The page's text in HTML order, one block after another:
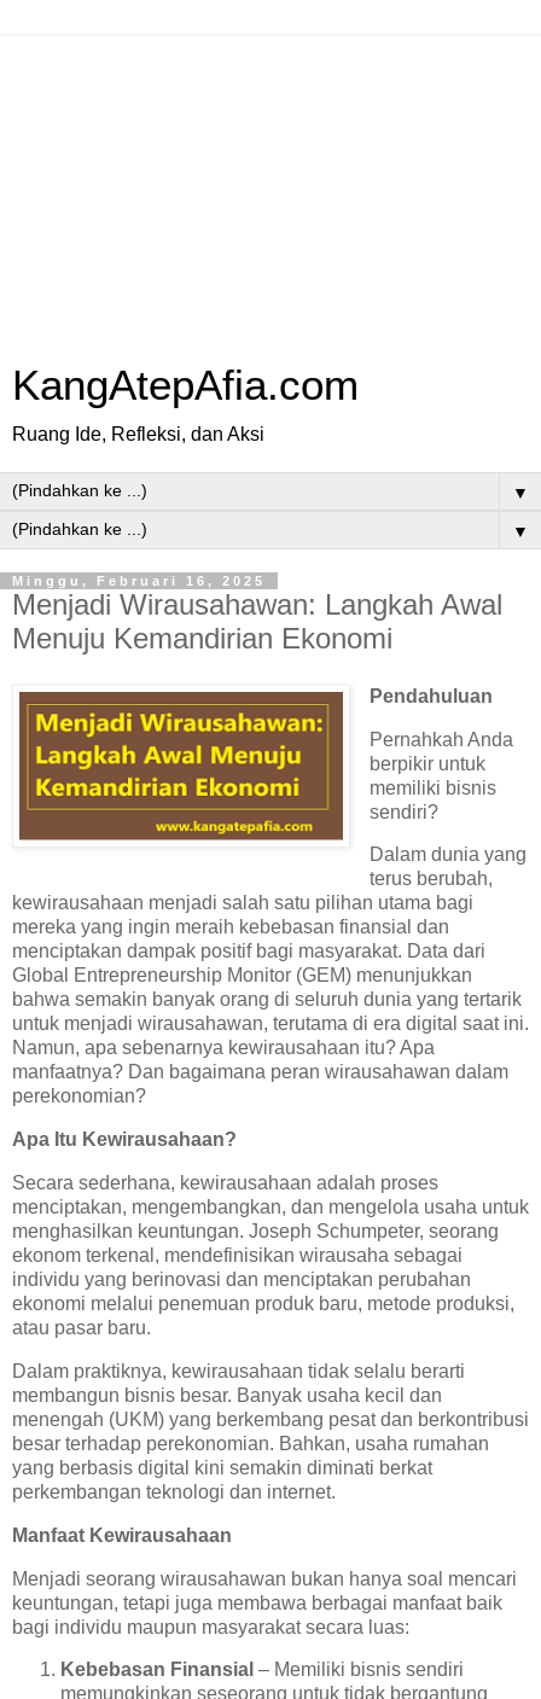
KangAtepAfia.com
Ruang Ide, Refleksi, dan Aksi
▼
▼
Minggu, Februari 16, 2025
Menjadi Wirausahawan: Langkah Awal
Menuju Kemandirian Ekonomi
Pendahuluan
Pernahkah Anda
berpikir untuk
memiliki bisnis
sendiri?
Dalam dunia yang
terus berubah,
kewirausahaan menjadi salah satu pilihan utama bagi
mereka yang ingin meraih kebebasan finansial dan
menciptakan dampak positif bagi masyarakat. Data dari
Global Entrepreneurship Monitor (GEM) menunjukkan
bahwa semakin banyak orang di seluruh dunia yang tertarik
untuk menjadi wirausahawan, terutama di era digital saat ini.
Namun, apa sebenarnya kewirausahaan itu? Apa
manfaatnya? Dan bagaimana peran wirausahawan dalam
perekonomian?
Apa Itu Kewirausahaan?
Secara sederhana, kewirausahaan adalah proses
menciptakan, mengembangkan, dan mengelola usaha untuk
menghasilkan keuntungan. Joseph Schumpeter, seorang
ekonom terkenal, mendefinisikan wirausaha sebagai
individu yang berinovasi dan menciptakan perubahan
ekonomi melalui penemuan produk baru, metode produksi,
atau pasar baru.
Dalam praktiknya, kewirausahaan tidak selalu berarti
membangun bisnis besar. Banyak usaha kecil dan
menengah (UKM) yang berkembang pesat dan berkontribusi
besar terhadap perekonomian. Bahkan, usaha rumahan
yang berbasis digital kini semakin diminati berkat
perkembangan teknologi dan internet.
Manfaat Kewirausahaan
Menjadi seorang wirausahawan bukan hanya soal mencari
keuntungan, tetapi juga membawa berbagai manfaat baik
bagi individu maupun masyarakat secara luas:
Kebebasan Finansial – Memiliki bisnis sendiri
memungkinkan seseorang untuk tidak bergantung